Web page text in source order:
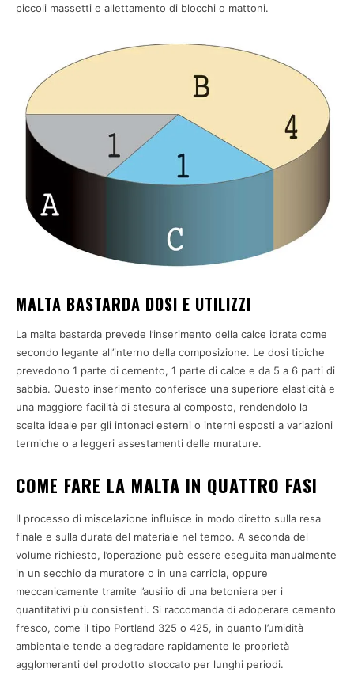
piccoli massetti e allettamento di blocchi o mattoni.
MALTA BASTARDA DOSI E UTILIZZI
La malta bastarda prevede l’inserimento della calce idrata come
secondo legante all’interno della composizione. Le dosi tipiche
prevedono 1 parte di cemento, 1 parte di calce e da 5 a 6 parti di
sabbia. Questo inserimento conferisce una superiore elasticità e
una maggiore facilità di stesura al composto, rendendolo la
scelta ideale per gli intonaci esterni o interni esposti a variazioni
termiche o a leggeri assestamenti delle murature.
COME FARE LA MALTA IN QUATTRO FASI
Il processo di miscelazione influisce in modo diretto sulla resa
finale e sulla durata del materiale nel tempo. A seconda del
volume richiesto, l’operazione può essere eseguita manualmente
in un secchio da muratore o in una carriola, oppure
meccanicamente tramite l’ausilio di una betoniera per i
quantitativi più consistenti. Si raccomanda di adoperare cemento
fresco, come il tipo Portland 325 o 425, in quanto l’umidità
ambientale tende a degradare rapidamente le proprietà
agglomeranti del prodotto stoccato per lunghi periodi.